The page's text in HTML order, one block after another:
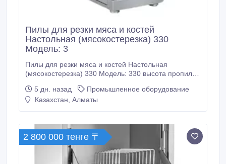
Пилы для резки мяса и костей
Настольная (мясокостерезка) 330
Модель: 3
Пилы для резки мяса и костей Настольная
(мясокостерезка) 330 Модель: 330 высота пропила:
710*610 см; напряжение: 220 В; мощность: 2.2 кВт;
Нержавеющая сталь Китай 448 000 тенге Алматы
5 дн. назад
Промышленное оборудование
Казахстан, Алматы
2 800 000 тенге 〒